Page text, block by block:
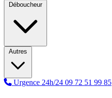
Déboucheur
Autres
Urgence 24h/24 09 72 51 99 85